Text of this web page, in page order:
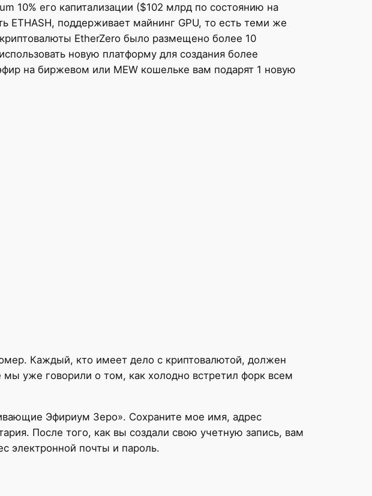
10% его капитализации ($102 млрд по состоянию на
ETHASH, поддерживает майнинг GPU, то есть теми же
EtherZero было размещено более 10
новую платформу для создания более
на биржевом или MEW кошельке вам подарят 1 новую
Каждый, кто имеет дело с криптовалютой, должен
уже говорили о том, как холодно встретил форк всем
Эфириум Зеро». Сохраните мое имя, адрес
После того, как вы создали свою учетную запись, вам
электронной почты и пароль.